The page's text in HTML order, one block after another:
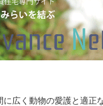
に広く動物の愛護と適